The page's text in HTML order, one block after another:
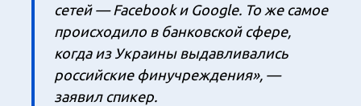
сетей — Facebook и Google. То же самое
происходило в банковской сфере,
когда из Украины выдавливались
российские финучреждения», —
заявил спикер.